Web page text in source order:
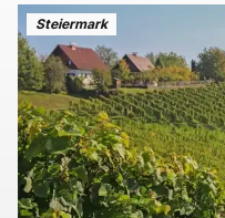
Steiermark